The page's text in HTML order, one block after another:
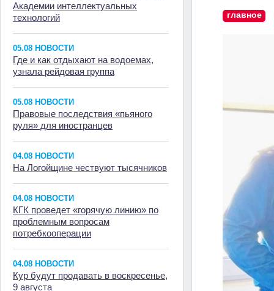
Академии интеллектуальных
технологий
05.08 НОВОСТИ
Где и как отдыхают на водоемах,
узнала рейдовая группа
05.08 НОВОСТИ
Правовые последствия «пьяного
руля» для иностранцев
04.08 НОВОСТИ
На Логойщине чествуют тысячников
04.08 НОВОСТИ
КГК проведет «горячую линию» по
проблемным вопросам
потребкооперации
04.08 НОВОСТИ
Кур будут продавать в воскресенье,
9 августа
главное